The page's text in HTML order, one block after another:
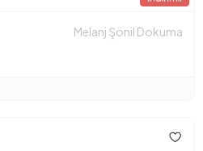
Melanj Şönil Dokuma